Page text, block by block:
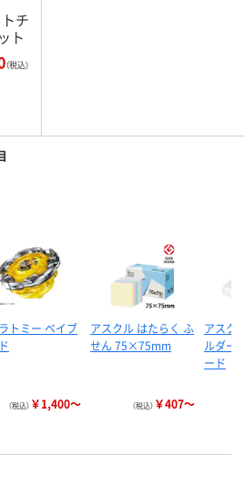
チ
ト
（税込）
トミー ベイブ
（税込） ￥1,400～
アスクル はたらく ふ
せん 75×75mm
（税込） ￥407～
アスク
ルダー
ード